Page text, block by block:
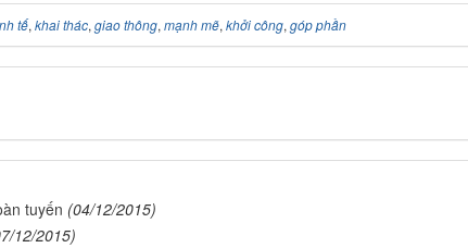
tế, khai thác, giao thông, mạnh mẽ, khởi công, góp phần
tuyến (04/12/2015)
12/2015)